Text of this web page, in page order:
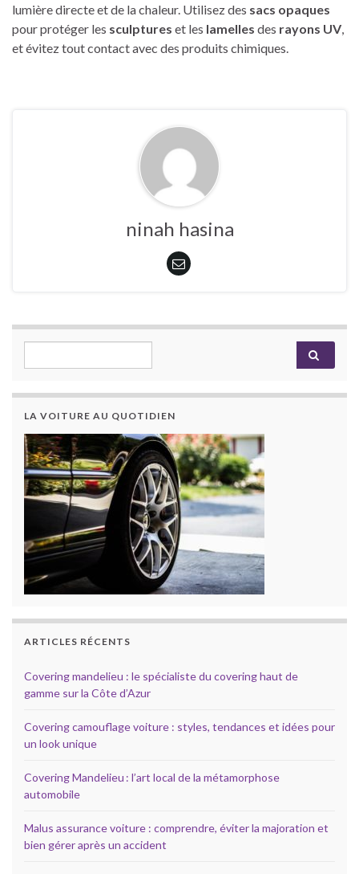
lumière directe et de la chaleur. Utilisez des sacs opaques
pour protéger les sculptures et les lamelles des rayons UV,
et évitez tout contact avec des produits chimiques.
ninah hasina
LA VOITURE AU QUOTIDIEN
ARTICLES RÉCENTS
Covering mandelieu : le spécialiste du covering haut de
gamme sur la Côte d’Azur
Covering camouflage voiture : styles, tendances et idées pour
un look unique
Covering Mandelieu : l’art local de la métamorphose
automobile
Malus assurance voiture : comprendre, éviter la majoration et
bien gérer après un accident